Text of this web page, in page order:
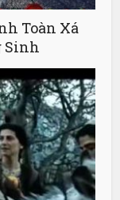
Toàn Xá
Sinh